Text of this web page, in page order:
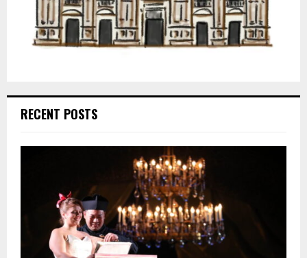
RECENT POSTS